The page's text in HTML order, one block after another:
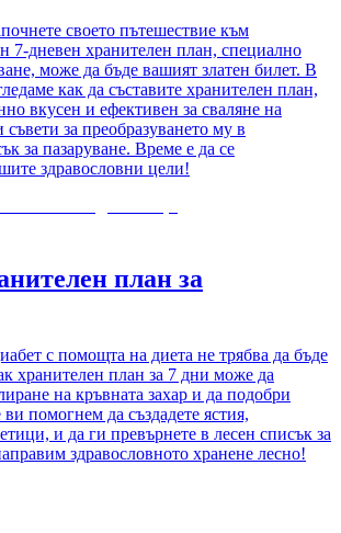
своето пътешествие към
7-дневен хранителен план, специално
може да бъде вашият златен билет. В
как да съставите хранителен план,
вкусен и ефективен за сваляне на
за преобразуването му в
за пазаруване. Време е да се
здравословни цели!
план за
с помощта на диета не трябва да бъде
хранителен план за 7 дни може да
на кръвната захар и да подобри
помогнем да създадете ястия,
и да ги превърнете в лесен списък за
здравословното хранене лесно!